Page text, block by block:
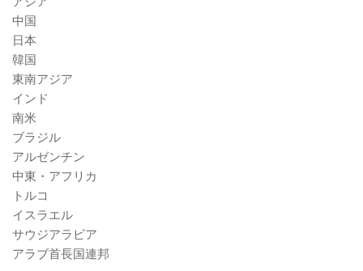
中国
日本
韓国
東南アジア
インド
南米
ブラジル
アルゼンチン
中東・アフリカ
トルコ
イスラエル
サウジアラビア
アラブ首長国連邦